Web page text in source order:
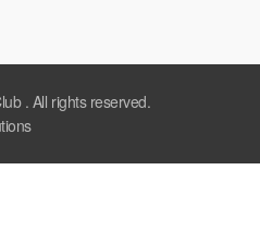
. All rights reserved.